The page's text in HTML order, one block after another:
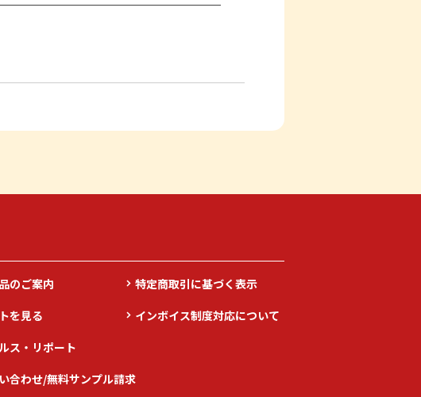
のご案内
を見る
ス・リポート
合わせ/無料サンプル請求
特定商取引に基づく表示
インボイス制度対応について